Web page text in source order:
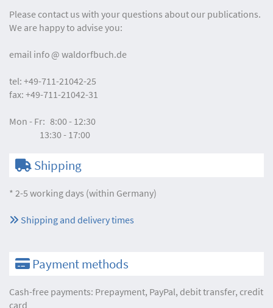
Please contact us with your questions about our publications.
We are happy to advise you:
email info waldorfbuch.de
tel: +49-711-21042-25
fax: +49-711-21042-31
Mon - Fr: 8:00 - 12:30
13:30 - 17:00
Shipping
* 2-5 working days (within Germany)
Shipping and delivery times
Payment methods
Cash-free payments: Prepayment, PayPal, debit transfer, credit
card